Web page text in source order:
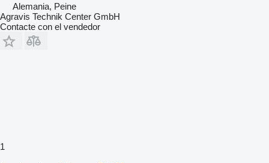
Alemania, Peine
Agravis Technik Center GmbH
Contacte con el vendedor
1